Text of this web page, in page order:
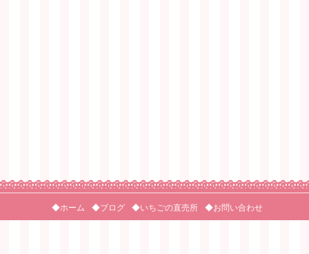
◆ホーム ◆ブログ ◆いちごの直売所 ◆お問い合わせ